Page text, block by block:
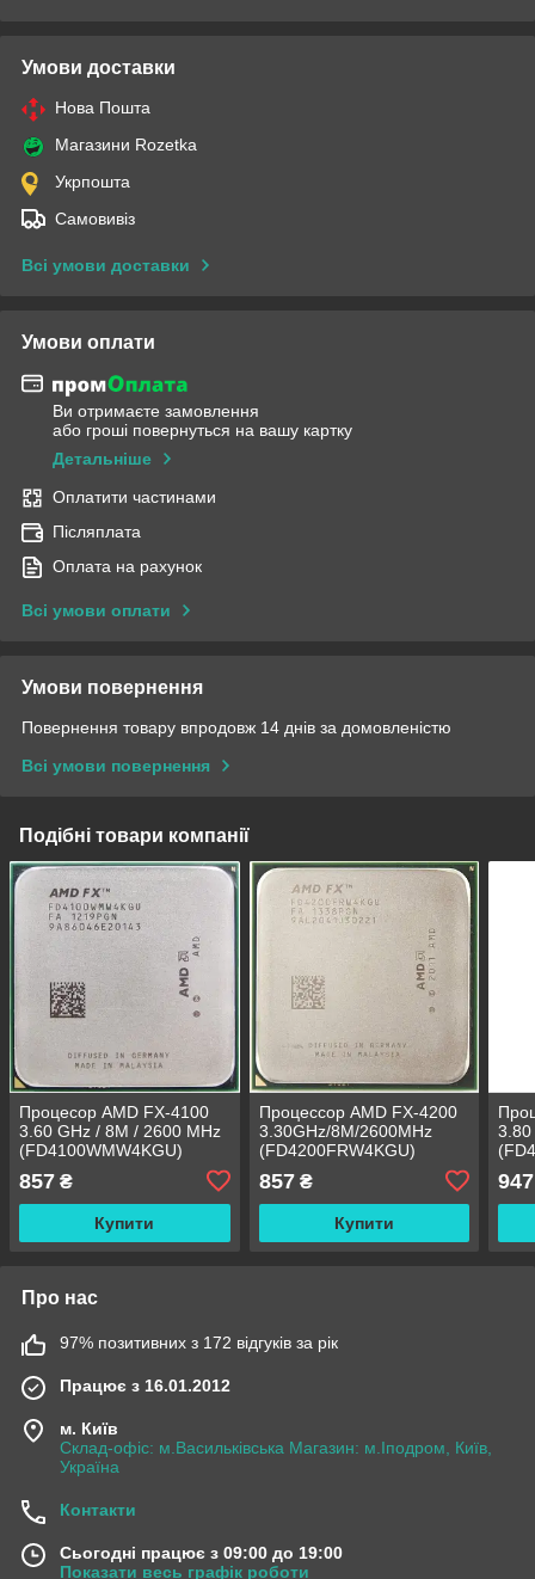
Умови доставки
Нова Пошта
Магазини Rozetka
Укрпошта
Самовивіз
Всі умови доставки
Умови оплати
Ви отримаєте замовлення
або гроші повернуться на вашу картку
Детальніше
Оплатити частинами
Післяплата
Оплата на рахунок
Всі умови оплати
Умови повернення
Повернення товару впродовж 14 днів за домовленістю
Всі умови повернення
Подібні товари компанії
Процесор AMD FX-4100
3.60 GHz / 8M / 2600 MHz
(FD4100WMW4KGU)
857 ₴
Купити
Процессор AMD FX-4200
3.30GHz/8M/2600MHz
(FD4200FRW4KGU)
857₴
Купити
3.80
947
Про нас
97% позитивних з 172 відгуків за рік
Працює з 16.01.2012
м. Київ
Склад-офіс: м.Васильківська Магазин: м.Іподром, Київ,
Україна
Контакти
Сьогодні працює з 09:00 до 19:00
Показати весь графік роботи